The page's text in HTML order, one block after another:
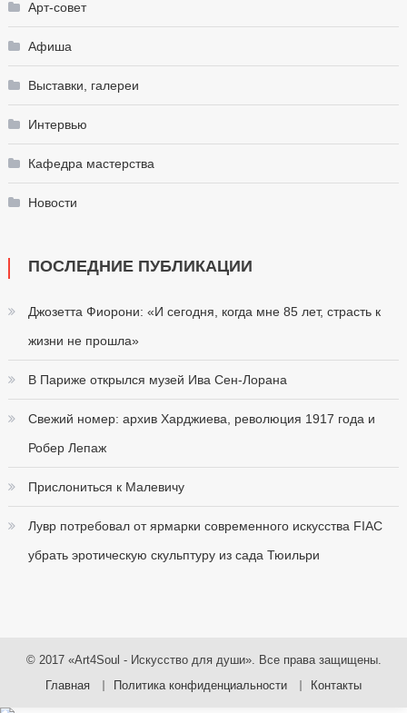
Арт-совет
Афиша
Выставки, галереи
Интервью
Кафедра мастерства
Новости
ПОСЛЕДНИЕ ПУБЛИКАЦИИ
Джозетта Фиорони: «И сегодня, когда мне 85 лет, страсть к
жизни не прошла»
В Париже открылся музей Ива Сен-Лорана
Свежий номер: архив Харджиева, революция 1917 года и
Робер Лепаж
Прислониться к Малевичу
Лувр потребовал от ярмарки современного искусства FIAC
убрать эротическую скульптуру из сада Тюильри
© 2017 «Art4Soul - Искусство для души». Все права защищены.
Главная
Политика конфиденциальности Контакты